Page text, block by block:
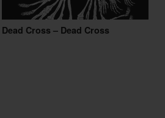
Dead Cross – Dead Cross